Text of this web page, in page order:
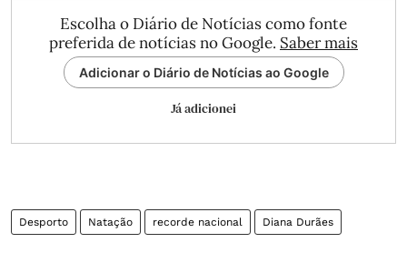
Escolha o Diário de Notícias como fonte
preferida de notícias no Google. Saber mais
Adicionar o Diário de Notícias ao Google
Já adicionei
Desporto Natação recorde nacional Diana Durães